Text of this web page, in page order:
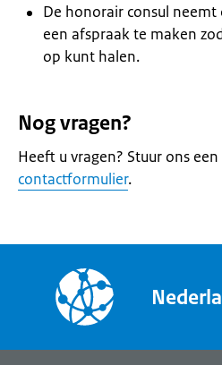
De honorair consul
een afspraak te maken
op kunt halen.
Nog vragen?
Heeft u vragen? Stuur ons
contactformulier.